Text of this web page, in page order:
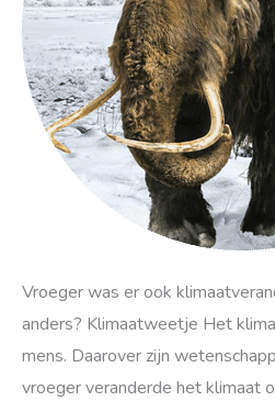
Vroeger was er ook
anders? Klimaatweetje Het
mens. Daarover zijn
vroeger veranderde het klimaat
is
het
nu
anders?